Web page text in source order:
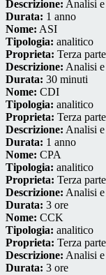
Descrizione: Analisi
Durata: 1 anno
Nome: ASI
Tipologia: analitico
Proprieta: Terza parte
Descrizione: Analisi
Durata: 30 minuti
Nome: CDI
Tipologia: analitico
Proprieta: Terza parte
Descrizione: Analisi
Durata: 1 anno
Nome: CPA
Tipologia: analitico
Proprieta: Terza parte
Descrizione: Analisi
Durata: 3 ore
Nome: CCK
Tipologia: analitico
Proprieta: Terza parte
Descrizione: Analisi
Durata: 3 ore